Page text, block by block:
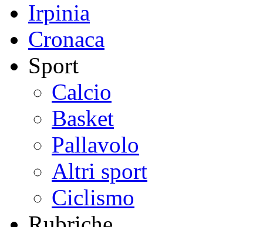
Irpinia
Cronaca
Sport
Calcio
Basket
Pallavolo
Altri sport
Ciclismo